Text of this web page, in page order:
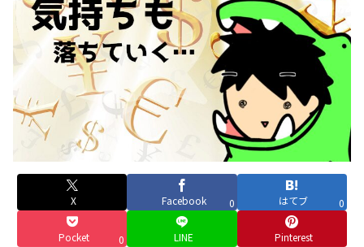
X Facebook 0 はてブ 0
Pocket 0 LINE Pinterest